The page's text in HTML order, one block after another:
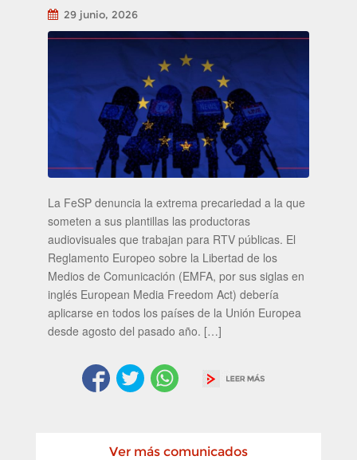
29 junio, 2026
La FeSP denuncia la extrema precariedad a la que
someten a sus plantillas las productoras
audiovisuales que trabajan para RTV públicas. El
Reglamento Europeo sobre la Libertad de los
Medios de Comunicación (EMFA, por sus siglas en
inglés European Media Freedom Act) debería
aplicarse en todos los países de la Unión Europea
desde agosto del pasado año. […]
Ver más comunicados